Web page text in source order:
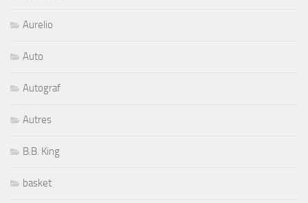
Aurelio
Auto
Autograf
Autres
B.B. King
basket